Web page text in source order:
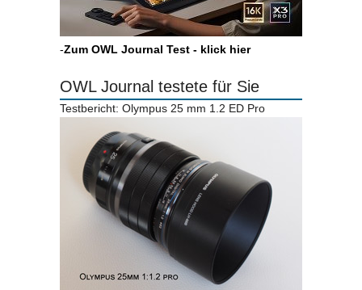
-Zum OWL Journal Test - klick hier
OWL Journal testete für Sie
Testbericht: Olympus 25 mm 1.2 ED Pro